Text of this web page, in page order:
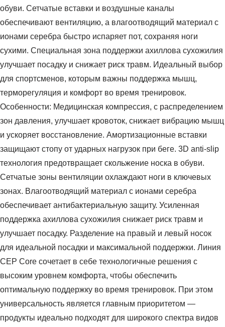
обуви. Сетчатые вставки и воздушные каналы
обеспечивают вентиляцию, а влагоотводящий материал с
ионами серебра быстро испаряет пот, сохраняя ноги
сухими. Специальная зона поддержки ахиллова сухожилия
улучшает посадку и снижает риск травм. Идеальный выбор
для спортсменов, которым важны поддержка мышц,
терморегуляция и комфорт во время тренировок.
Особенности: Медицинская компрессия, с распределением
зон давления, улучшает кровоток, снижает вибрацию мышц
и ускоряет восстановление. Амортизационные вставки
защищают стопу от ударных нагрузок при беге. 3D anti-slip
технология предотвращает скольжение носка в обуви.
Сетчатые зоны вентиляции охлаждают ноги в ключевых
зонах. Влагоотводящий материал с ионами серебра
обеспечивает антибактериальную защиту. Усиленная
поддержка ахиллова сухожилия снижает риск травм и
улучшает посадку. Разделение на правый и левый носок
для идеальной посадки и максимальной поддержки. Линия
CEP Core сочетает в себе технологичные решения с
высоким уровнем комфорта, чтобы обеспечить
оптимальную поддержку во время тренировок. При этом
универсальность является главным приоритетом —
продукты идеально подходят для широкого спектра видов